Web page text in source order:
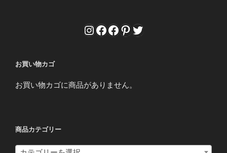
Instagram
Facebook
Facebook
Pinterest
Twitter
お買い物カゴ
お買い物カゴに商品がありません。
商品カテゴリー